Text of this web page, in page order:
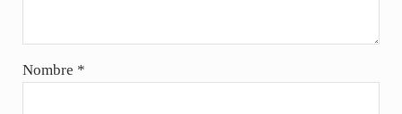
Nombre *